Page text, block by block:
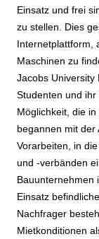
Einsatz und frei
zu stellen. Dies
Internetplattform,
Maschinen zu
Jacobs University
Studenten und
Möglichkeit, die
begannen mit der
Vorarbeiten, in
und -verbänden
Bauunternehmen
Einsatz
Nachfrager
Mietkonditionen